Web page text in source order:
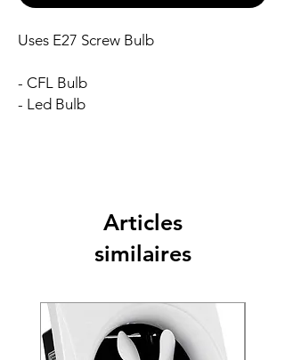
Uses E27 Screw Bulb
- CFL Bulb
- Led Bulb
Articles
similaires